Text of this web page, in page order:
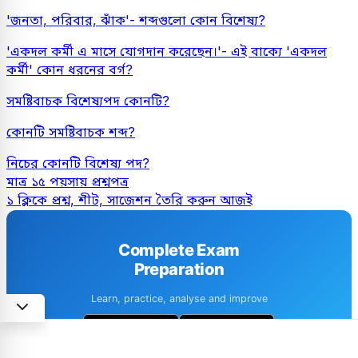
'জনতা, পরিবার, ঝাঁক'- শব্দগুলো কোন বিশেষ্য?
'একদল কর্মী এ মাসে যোগদান করেছেন।'- এই বাক্যে 'একদল
কর্মী' কোন ধরনের বর্গ?
সমষ্টিবাচক বিশেষ্যপদ কোনটি?
কোনটি সমষ্টিবাচক শব্দ?
নিচের কোনটি বিশেষ্য পদ?
মাত্র ১৫ পয়সায় প্রশ্নপত্র
১ ক্লিকে প্রশ্ন, শীট, সাজেশন তৈরি করুন আজই
Complete Exam
Preparation
Learn, practice, analyse and improve